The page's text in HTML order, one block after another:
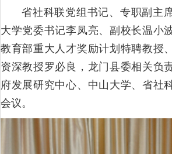
省社科联党组书记、专职副主
大学党委书记李凤亮、副校长温小
教育部重大人才奖励计划特聘教授
资深教授罗必良，龙门县委相关负
府发展研究中心、中山大学、省社
会议。